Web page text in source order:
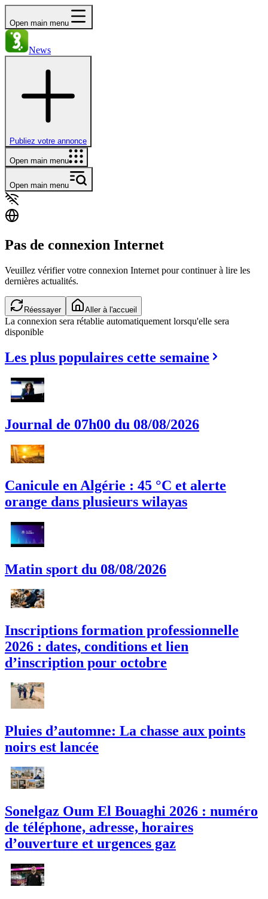
Open main menu
News
Publiez votre annonce
Open main menu
Open main menu
Pas de connexion Internet
Veuillez vérifier votre connexion Internet pour continuer à lire les
dernières actualités.
Réessayer Aller à l'accueil
La connexion sera rétablie automatiquement lorsqu'elle sera
disponible
Les plus populaires cette semaine
Journal de 07h00 du 08/08/2026
Canicule en Algérie : 45 °C et alerte
orange dans plusieurs wilayas
Matin sport du 08/08/2026
Inscriptions formation professionnelle
2026 : dates, conditions et lien
d’inscription pour octobre
Pluies d’automne: La chasse aux points
noirs est lancée
Sonelgaz Oum El Bouaghi 2026 : numéro
de téléphone, adresse, horaires
d’ouverture et urgences gaz